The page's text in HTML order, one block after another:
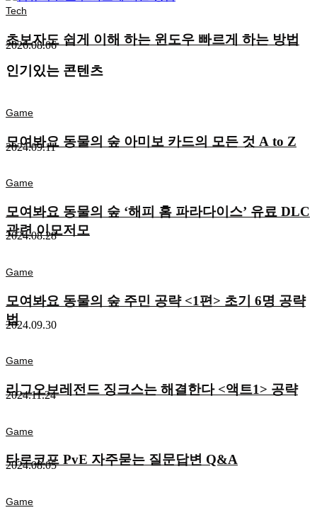
Tech
초보자도 쉽게 이해 하는 윈도우 빠르게 하는 방법
2026.08.06
인기있는 콘텐츠
Game
모여봐요 동물의 숲 아미보 카드의 모든 것 A to Z
2024.09.11
Game
모여봐요 동물의 숲 ‘해피 홈 파라다이스’ 유료 DLC
관련 이모저모
2024.08.28
Game
모여봐요 동물의 숲 주민 공략 <1편> 초기 6명 공략
법
2024.09.30
Game
리그오브레전드 징크스는 해결한다 <액트1> 공략
2024.11.24
Game
타르코프 PvE 자주묻는 질문답변 Q&A
2024.08.05
Game